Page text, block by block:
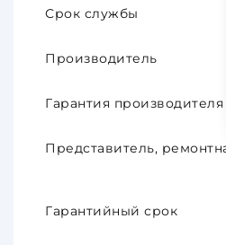
Срок службы
Производитель
Гарантия производителя
Представитель,
Гарантийный срок